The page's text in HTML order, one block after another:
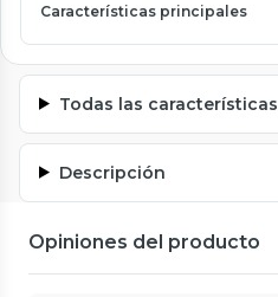
Características principales
Todas las características
Descripción
Opiniones del producto